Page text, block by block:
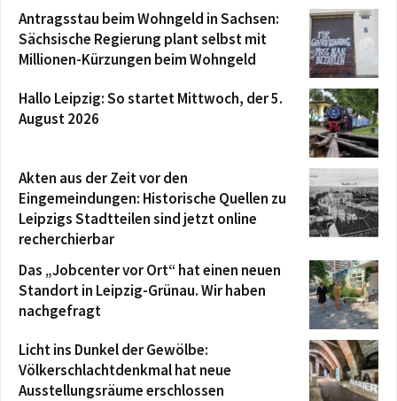
Antragsstau beim Wohngeld in Sachsen:
Sächsische Regierung plant selbst mit
Millionen-Kürzungen beim Wohngeld
Hallo Leipzig: So startet Mittwoch, der 5.
August 2026
Akten aus der Zeit vor den
Eingemeindungen: Historische Quellen zu
Leipzigs Stadtteilen sind jetzt online
recherchierbar
Das „Jobcenter vor Ort“ hat einen neuen
Standort in Leipzig-Grünau. Wir haben
nachgefragt
Licht ins Dunkel der Gewölbe:
Völkerschlachtdenkmal hat neue
Ausstellungsräume erschlossen